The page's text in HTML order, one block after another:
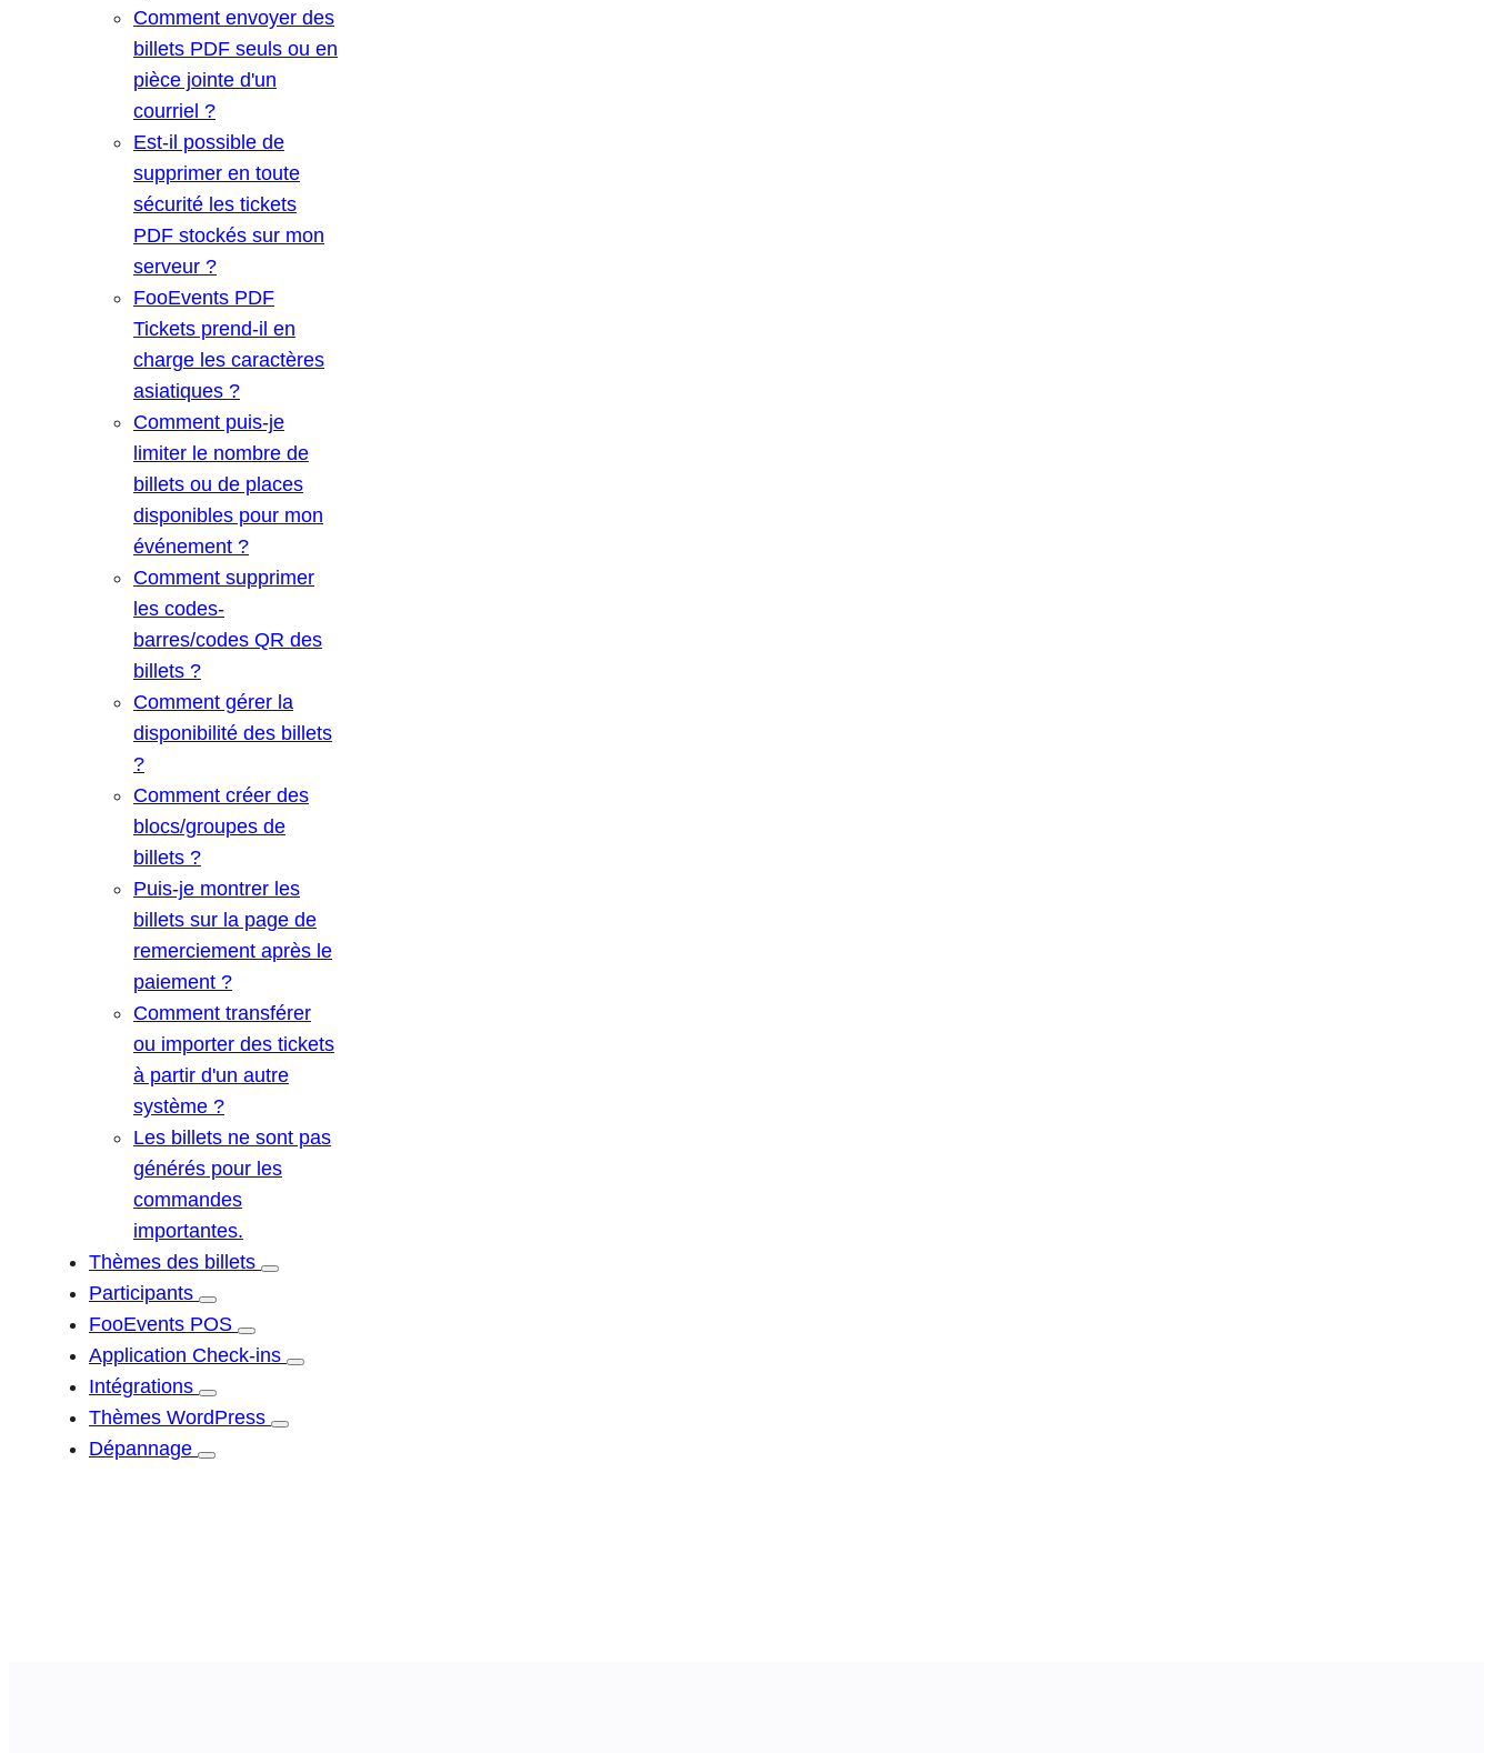
Comment envoyer des
billets PDF seuls ou en
pièce jointe d'un
courriel ?
Est-il possible de
supprimer en toute
sécurité les tickets
PDF stockés sur mon
serveur ?
FooEvents PDF
Tickets prend-il en
charge les caractères
asiatiques ?
Comment puis-je
limiter le nombre de
billets ou de places
disponibles pour mon
événement ?
Comment supprimer
les codes-
barres/codes QR des
billets ?
Comment gérer la
disponibilité des billets
?
Comment créer des
blocs/groupes de
billets ?
Puis-je montrer les
billets sur la page de
remerciement après le
paiement ?
Comment transférer
ou importer des tickets
à partir d'un autre
système ?
Les billets ne sont pas
générés pour les
commandes
importantes.
Thèmes des billets
Participants
FooEvents POS
Application Check-ins
Intégrations
Thèmes WordPress
Dépannage